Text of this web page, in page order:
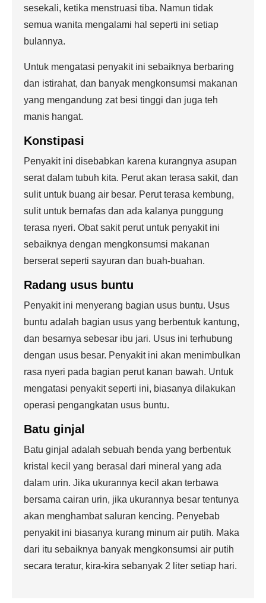
sesekali, ketika menstruasi tiba. Namun tidak
semua wanita mengalami hal seperti ini setiap
bulannya.
Untuk mengatasi penyakit ini sebaiknya berbaring
dan istirahat, dan banyak mengkonsumsi makanan
yang mengandung zat besi tinggi dan juga teh
manis hangat.
Konstipasi
Penyakit ini disebabkan karena kurangnya asupan
serat dalam tubuh kita. Perut akan terasa sakit, dan
sulit untuk buang air besar. Perut terasa kembung,
sulit untuk bernafas dan ada kalanya punggung
terasa nyeri. Obat sakit perut untuk penyakit ini
sebaiknya dengan mengkonsumsi makanan
berserat seperti sayuran dan buah-buahan.
Radang usus buntu
Penyakit ini menyerang bagian usus buntu. Usus
buntu adalah bagian usus yang berbentuk kantung,
dan besarnya sebesar ibu jari. Usus ini terhubung
dengan usus besar. Penyakit ini akan menimbulkan
rasa nyeri pada bagian perut kanan bawah. Untuk
mengatasi penyakit seperti ini, biasanya dilakukan
operasi pengangkatan usus buntu.
Batu ginjal
Batu ginjal adalah sebuah benda yang berbentuk
kristal kecil yang berasal dari mineral yang ada
dalam urin. Jika ukurannya kecil akan terbawa
bersama cairan urin, jika ukurannya besar tentunya
akan menghambat saluran kencing. Penyebab
penyakit ini biasanya kurang minum air putih. Maka
dari itu sebaiknya banyak mengkonsumsi air putih
secara teratur, kira-kira sebanyak 2 liter setiap hari.